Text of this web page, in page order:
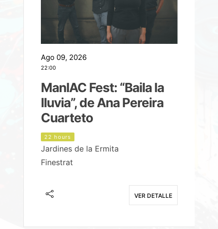
Ago 09, 2026
22:00
ManIAC Fest: “Baila la
lluvia”, de Ana Pereira
Cuarteto
22 hours
Jardines de la Ermita
Finestrat
VER DETALLE